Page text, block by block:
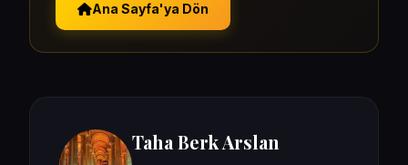
Ana Sayfa'ya Dön
Taha Berk Arslan